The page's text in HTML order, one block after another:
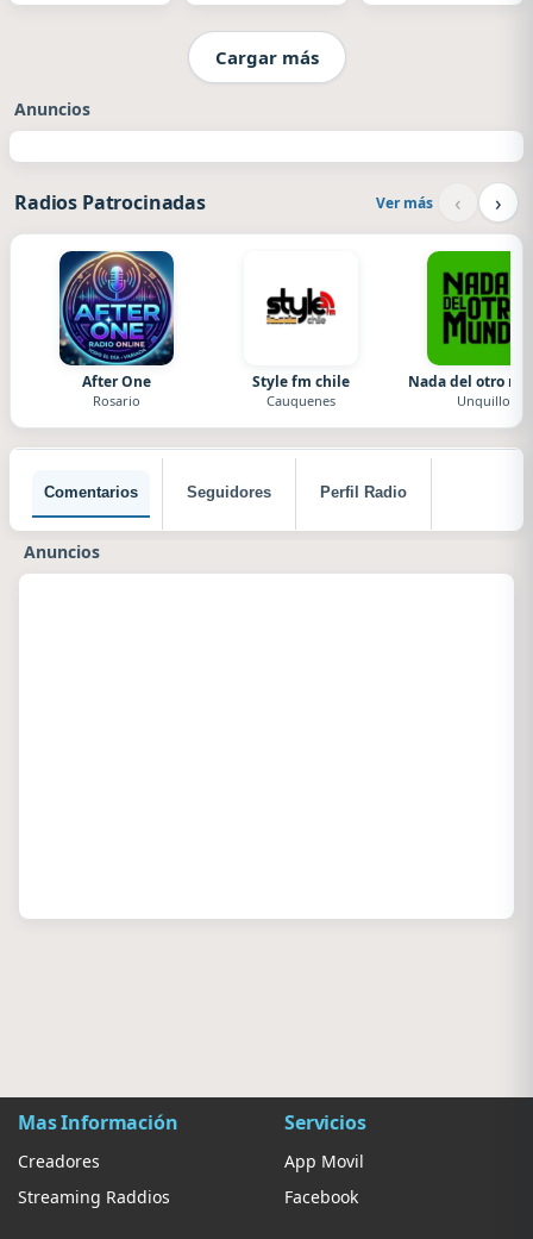
Cargar más
Anuncios
Radios Patrocinadas Ver más ‹ ›
After One
Rosario
Style fm chile
Cauquenes
Nada del otro
Unquillo
Comentarios Seguidores Perfil Radio
Anuncios
Mas Información
Creadores
Streaming Raddios
Servicios
App Movil
Facebook